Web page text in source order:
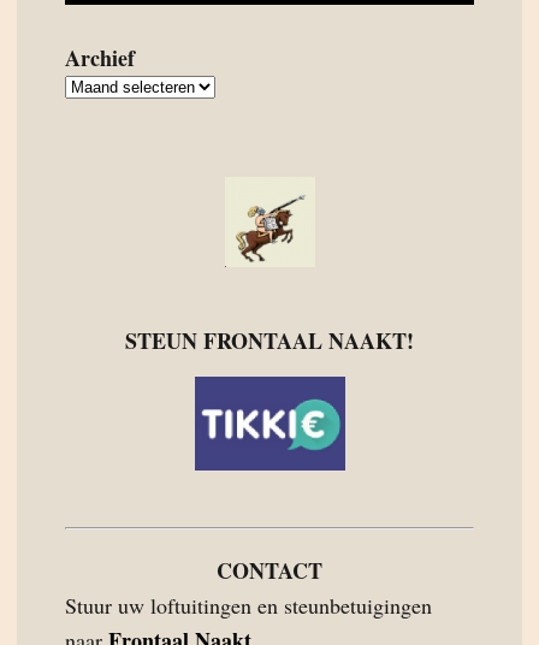
Archief
Archief
STEUN FRONTAAL NAAKT!
CONTACT
Stuur uw loftuitingen en steunbetuigingen